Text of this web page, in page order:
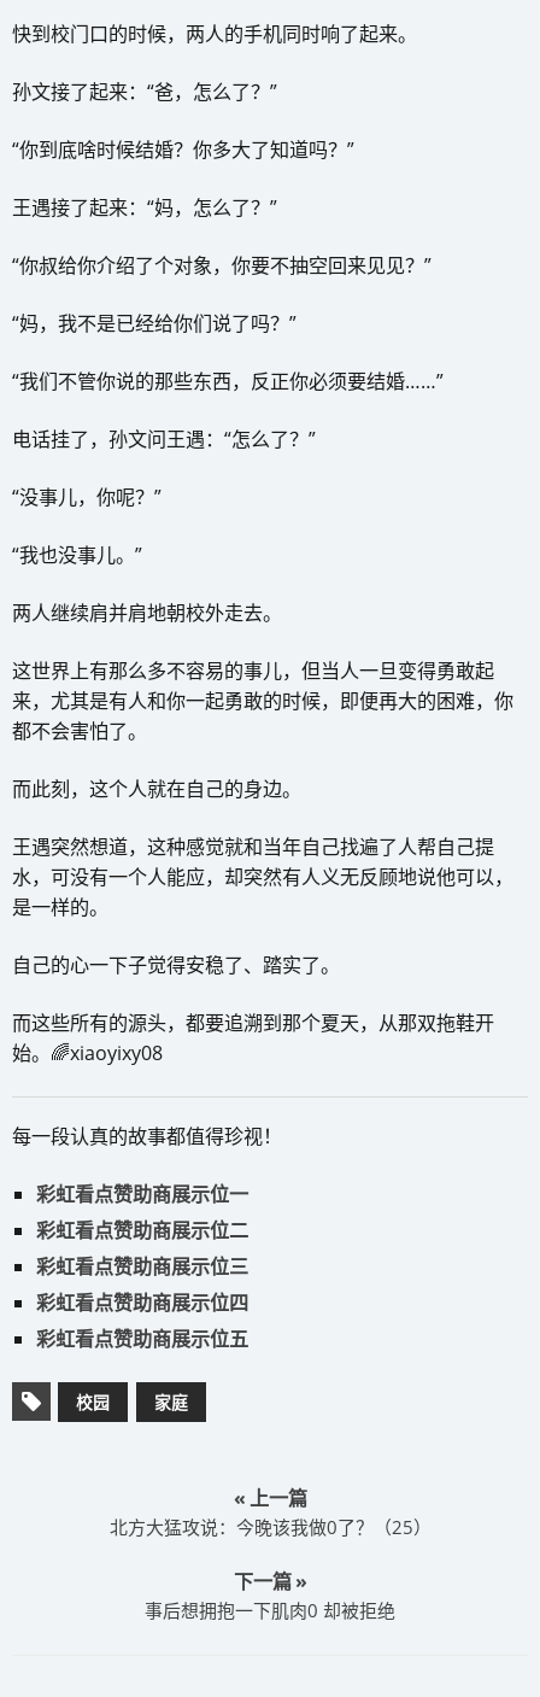
快到校门口的时候，两人的手机同时响了起来。
孙文接了起来：“爸，怎么了？”
“你到底啥时候结婚？你多大了知道吗？”
王遇接了起来：“妈，怎么了？”
“你叔给你介绍了个对象，你要不抽空回来见见？”
“妈，我不是已经给你们说了吗？”
“我们不管你说的那些东西，反正你必须要结婚……”
电话挂了，孙文问王遇：“怎么了？”
“没事儿，你呢？”
“我也没事儿。”
两人继续肩并肩地朝校外走去。
这世界上有那么多不容易的事儿，但当人一旦变得勇敢起
来，尤其是有人和你一起勇敢的时候，即便再大的困难，你
都不会害怕了。
而此刻，这个人就在自己的身边。
王遇突然想道，这种感觉就和当年自己找遍了人帮自己提
水，可没有一个人能应，却突然有人义无反顾地说他可以，
是一样的。
自己的心一下子觉得安稳了、踏实了。
而这些所有的源头，都要追溯到那个夏天，从那双拖鞋开
始。🌈xiaoyixy08
每一段认真的故事都值得珍视！
彩虹看点赞助商展示位一
彩虹看点赞助商展示位二
彩虹看点赞助商展示位三
彩虹看点赞助商展示位四
彩虹看点赞助商展示位五
校园 家庭
« 上一篇
​北方大猛攻说：今晚该我做0了？（25）
下一篇 »
​事后想拥抱一下肌肉0 却被拒绝